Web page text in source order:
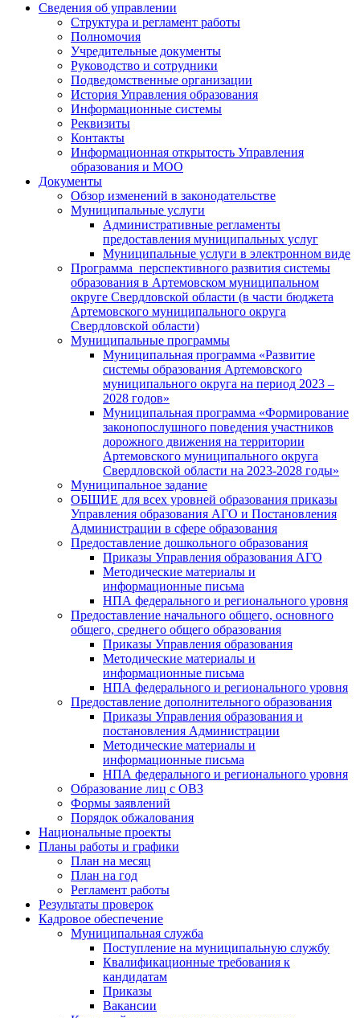
Сведения об управлении
Структура и регламент работы
Полномочия
Учредительные документы
Руководство и сотрудники
Подведомственные организации
История Управления образования
Информационные системы
Реквизиты
Контакты
Информационная открытость Управления
образования и МОО
Документы
Обзор изменений в законодательстве
Муниципальные услуги
Административные регламенты
предоставления муниципальных услуг
Муниципальные услуги в электронном виде
Программа перспективного развития системы
образования в Артемовском муниципальном
округе Свердловской области (в части бюджета
Артемовского муниципального округа
Свердловской области)
Муниципальные программы
Муниципальная программа «Развитие
системы образования Артемовского
муниципального округа на период 2023 –
2028 годов»
Муниципальная программа «Формирование
законопослушного поведения участников
дорожного движения на территории
Артемовского муниципального округа
Свердловской области на 2023-2028 годы»
Муниципальное задание
ОБЩИЕ для всех уровней образования приказы
Управления образования АГО и Постановления
Администрации в сфере образования
Предоставление дошкольного образования
Приказы Управления образования АГО
Методические материалы и
информационные письма
НПА федерального и регионального уровня
Предоставление начального общего, основного
общего, среднего общего образования
Приказы Управления образования
Методические материалы и
информационные письма
НПА федерального и регионального уровня
Предоставление дополнительного образования
Приказы Управления образования и
постановления Администрации
Методические материалы и
информационные письма
НПА федерального и регионального уровня
Образование лиц с ОВЗ
Формы заявлений
Порядок обжалования
Национальные проекты
Планы работы и графики
План на месяц
План на год
Регламент работы
Результаты проверок
Кадровое обеспечение
Муниципальная служба
Поступление на муниципальную службу
Квалификационные требования к
кандидатам
Приказы
Вакансии